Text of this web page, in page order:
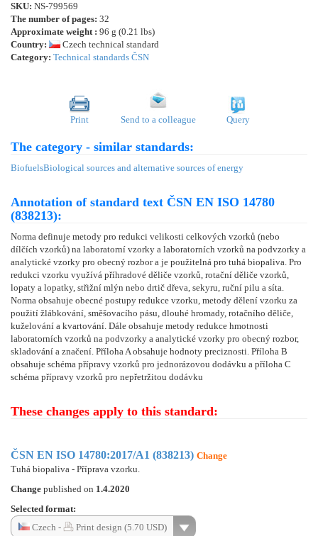
SKU: NS-799569
The number of pages: 32
Approximate weight : 96 g (0.21 lbs)
Country:
Czech technical standard
Category: Technical standards ČSN
Print Send to a colleague Query
The category - similar standards:
BiofuelsBiological sources and alternative sources of energy
Annotation of standard text ČSN EN ISO 14780
(838213):
Norma definuje metody pro redukci velikosti celkových vzorků (nebo
dílčích vzorků) na laboratorní vzorky a laboratorních vzorků na podvzorky a
analytické vzorky pro obecný rozbor a je použitelná pro tuhá biopaliva. Pro
redukci vzorku využívá příhradové děliče vzorků, rotační děliče vzorků,
lopaty a lopatky, střižní mlýn nebo drtič dřeva, sekyru, ruční pilu a síta.
Norma obsahuje obecné postupy redukce vzorku, metody dělení vzorku za
použití žlábkování, směšovacího pásu, dlouhé hromady, rotačního děliče,
kuželování a kvartování. Dále obsahuje metody redukce hmotnosti
laboratorních vzorků na podvzorky a analytické vzorky pro obecný rozbor,
skladování a značení. Příloha A obsahuje hodnoty preciznosti. Příloha B
obsahuje schéma přípravy vzorků pro jednorázovou dodávku a příloha C
schéma přípravy vzorků pro nepřetržitou dodávku
These changes apply to this standard:
ČSN EN ISO 14780:2017/A1 (838213) Change
Tuhá biopaliva - Příprava vzorku.
Change published on 1.4.2020
Selected format:
Czech -
Print design (5.70 USD)